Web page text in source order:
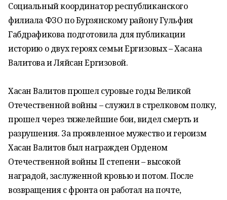
Социальный координатор республиканского
филиала ФЗО по Бурзянскому району Гульфия
Габдрафикова подготовила для публикации
историю о двух героях семьи Ергизовых – Хасана
Валитова и Ляйсан Ергизовой.
Хасан Валитов прошел суровые годы Великой
Отечественной войны – служил в стрелковом полку,
прошел через тяжелейшие бои, видел смерть и
разрушения. За проявленное мужество и героизм
Хасан Валитов был награжден Орденом
Отечественной войны II степени – высокой
наградой, заслуженной кровью и потом. После
возвращения с фронта он работал на почте,